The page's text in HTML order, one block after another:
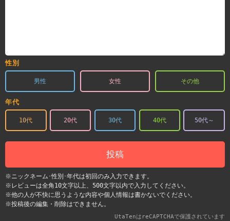
性別
男性 女性 その他
年代
10代 20代 30代 40代 50代～
投稿
※ニックネーム･性別･年代は初回のみ入力できます。
※レビューは全角10文字以上、500文字以内で入力してください。
※他の人が不快に思うような内容や個人情報は書かないでください。
※投稿後の編集・削除はできません。
UtaTenはreCAPTCHAで保護されています